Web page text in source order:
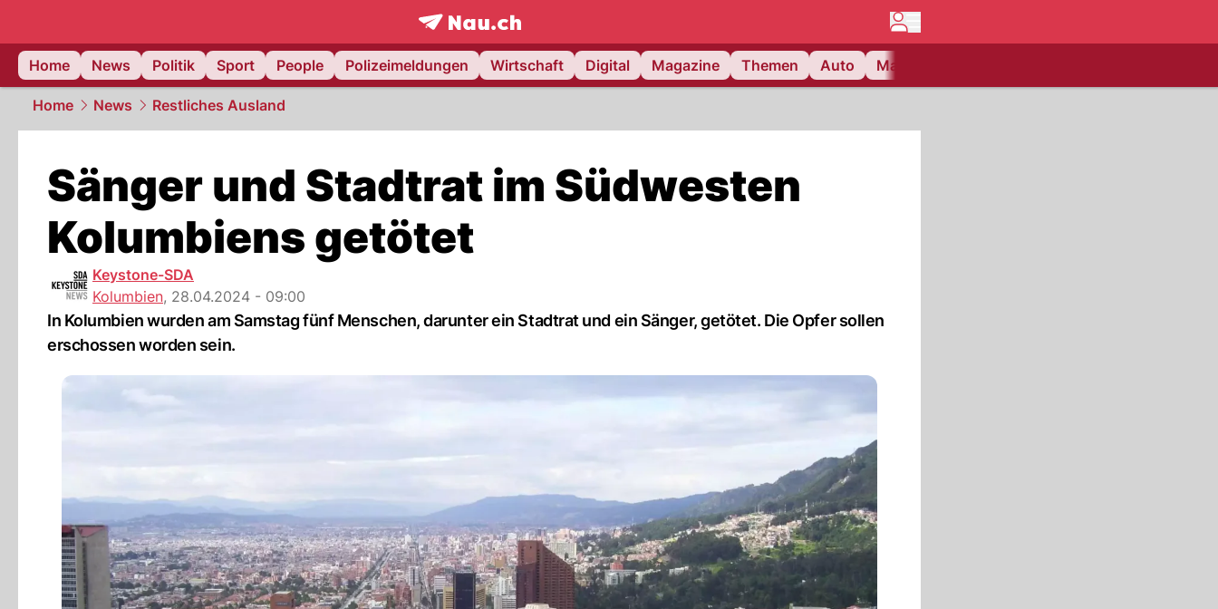
frontpage.NAU.ch
Home
News Politik Sport People Polizeimeldungen Wirtschaft Digital Magazine Themen Auto Matchcenter
Home News Restliches Ausland
Sänger und Stadtrat im Südwesten
Kolumbiens getötet
Keystone-SDA
Kolumbien, 28.04.2024 - 09:00
In Kolumbien wurden am Samstag fünf Menschen, darunter ein Stadtrat und ein Sänger, getötet. Die Opfer sollen
erschossen worden sein.